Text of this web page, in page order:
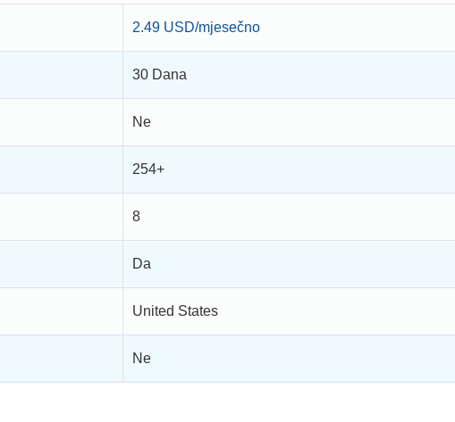
2.49 USD/mjesečno
30 Dana
Ne
254+
8
Da
United States
Ne